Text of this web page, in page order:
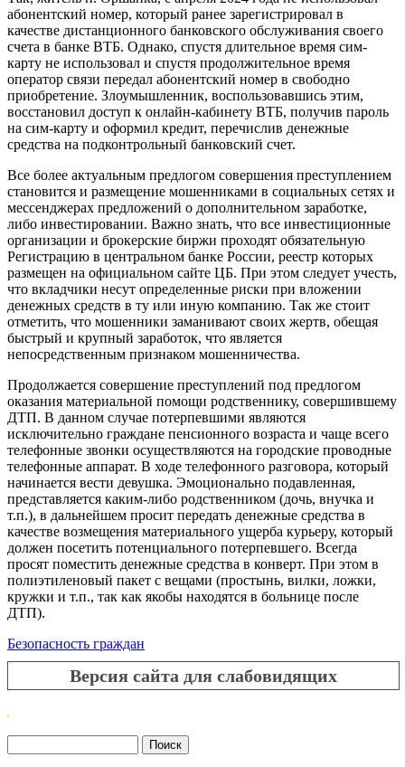
абонентский номер, который ранее зарегистрировал в
качестве дистанционного банковского обслуживания своего
счета в банке ВТБ. Однако, спустя длительное время сим-
карту не использовал и спустя продолжительное время
оператор связи передал абонентский номер в свободно
приобретение. Злоумышленник, воспользовавшись этим,
восстановил доступ к онлайн-кабинету ВТБ, получив пароль
на сим-карту и оформил кредит, перечислив денежные
средства на подконтрольный банковский счет.
Все более актуальным предлогом совершения преступлением
становится и размещение мошенниками в социальных сетях и
мессенджерах предложений о дополнительном заработке,
либо инвестировании. Важно знать, что все инвестиционные
организации и брокерские биржи проходят обязательную
Регистрацию в центральном банке России, реестр которых
размещен на официальном сайте ЦБ. При этом следует учесть,
что вкладчики несут определенные риски при вложении
денежных средств в ту или иную компанию. Так же стоит
отметить, что мошенники заманивают своих жертв, обещая
быстрый и крупный заработок, что является
непосредственным признаком мошенничества.
Продолжается совершение преступлений под предлогом
оказания материальной помощи родственнику, совершившему
ДТП. В данном случае потерпевшими являются
исключительно граждане пенсионного возраста и чаще всего
телефонные звонки осуществляются на городские проводные
телефонные аппарат. В ходе телефонного разговора, который
начинается вести девушка. Эмоционально подавленная,
представляется каким-либо родственником (дочь, внучка и
т.п.), в дальнейшем просит передать денежные средства в
качестве возмещения материального ущерба курьеру, который
должен посетить потенциального потерпевшего. Всегда
просят поместить денежные средства в конверт. При этом в
полиэтиленовый пакет с вещами (простынь, вилки, ложки,
кружки и т.п., так как якобы находятся в больнице после
ДТП).
Безопасность граждан
Версия сайта для слабовидящих